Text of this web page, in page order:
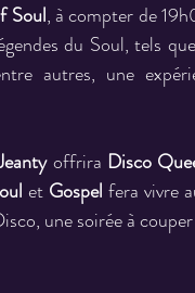
Soul, à compter de
du Soul, tels que
autres, une
offrira Disco
et Gospel fera vivre
une soirée à